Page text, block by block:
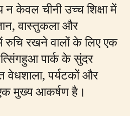
न केवल चीनी उच्च शिक्षा में
वास्तुकला और
रुचि रखने वालों के लिए एक
पार्क के सुंदर
वेधशाला, पर्यटकों और
एक मुख्य आकर्षण है।